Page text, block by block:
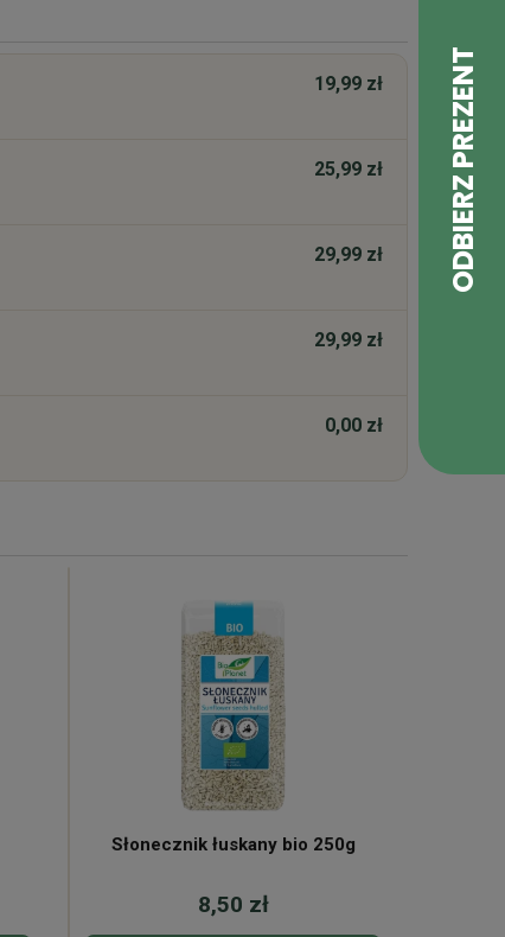
19,99 zł
25,99 zł
29,99 zł
29,99 zł
0,00 zł
Słonecznik łuskany bio 250g
8,50 zł